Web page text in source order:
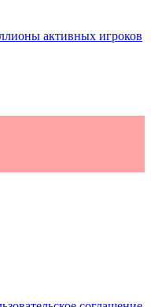
активных игроков